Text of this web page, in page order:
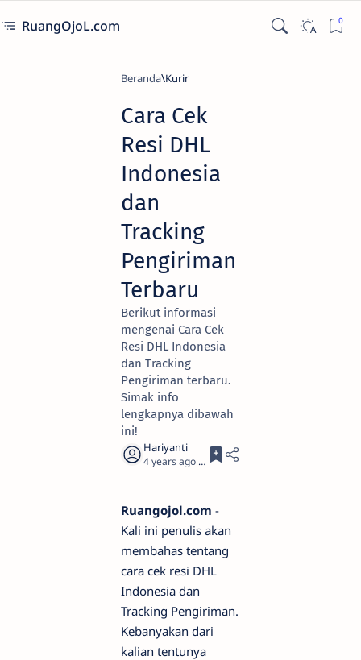
RuangOjoL.com
Beranda Kurir
Cara Cek
Resi DHL
Indonesia
dan
Tracking
Pengiriman
Terbaru
Berikut informasi
mengenai Cara Cek
Resi DHL Indonesia
dan Tracking
Pengiriman terbaru.
Simak info
lengkapnya dibawah
ini!
4 years ago 3
Ruangojol.com -
Kali ini penulis akan
membahas tentang
cara cek resi DHL
Indonesia dan
Tracking Pengiriman.
Kebanyakan dari
kalian tentunya